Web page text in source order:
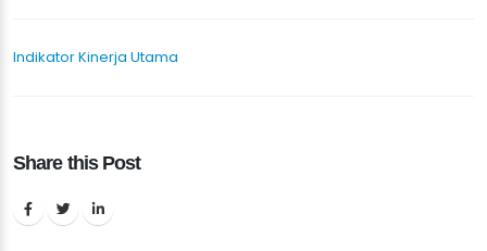
Indikator Kinerja Utama
Share this Post